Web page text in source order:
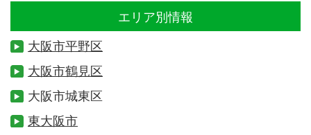
エリア別情報
大阪市平野区
大阪市鶴見区
大阪市城東区
東大阪市